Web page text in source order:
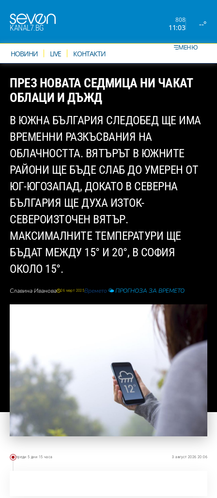
KANAL7.BG
808
11:03 --°
НОВИНИ LIVE КОНТАКТИ
МЕНЮ
ПРЕЗ НОВАТА СЕДМИЦА НИ ЧАКАТ
ОБЛАЦИ И ДЪЖД
В ЮЖНА БЪЛГАРИЯ СЛЕДОБЕД ЩЕ ИМА
ВРЕМЕННИ РАЗКЪСВАНИЯ НА
ОБЛАЧНОСТТА. ВЯТЪРЪТ В ЮЖНИТЕ
РАЙОНИ ЩЕ БЪДЕ СЛАБ ДО УМЕРЕН ОТ
ЮГ-ЮГОЗАПАД, ДОКАТО В СЕВЕРНА
БЪЛГАРИЯ ЩЕ ДУХА ИЗТОК-
СЕВЕРОИЗТОЧЕН ВЯТЪР.
МАКСИМАЛНИТЕ ТЕМПЕРАТУРИ ЩЕ
БЪДАТ МЕЖДУ 15° И 20°, В СОФИЯ
ОКОЛО 15°.
Славина Иванова 26 март 2025Времето🌤️ ПРОГНОЗА ЗА ВРЕМЕТО
преди 5 дни 15 часа 3 август 2026 20:06